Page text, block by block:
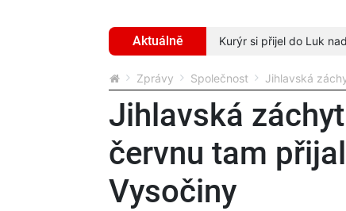
Aktuálně
dvakrát za 20 kilometrůvíce... Kurýr si přijel do Luk
Zprávy Společnost Jihlavská
Jihlavská
červnu tam
Vysočiny